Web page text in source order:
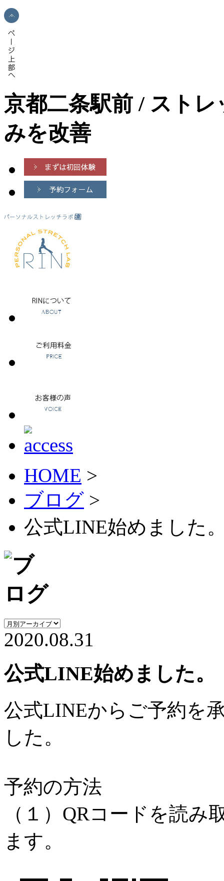
京都二条駅前 / スト
みを改善
HOME >
ブログ >
公式LINE始めました
2020.08.31
公式LINE始めました。
公式LINEからご予約を
した。
予約の方法
（１）QRコードを読
ます。